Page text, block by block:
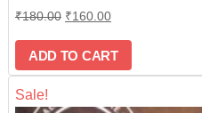
₹180.00 ₹160.00
ADD TO CART
Sale!